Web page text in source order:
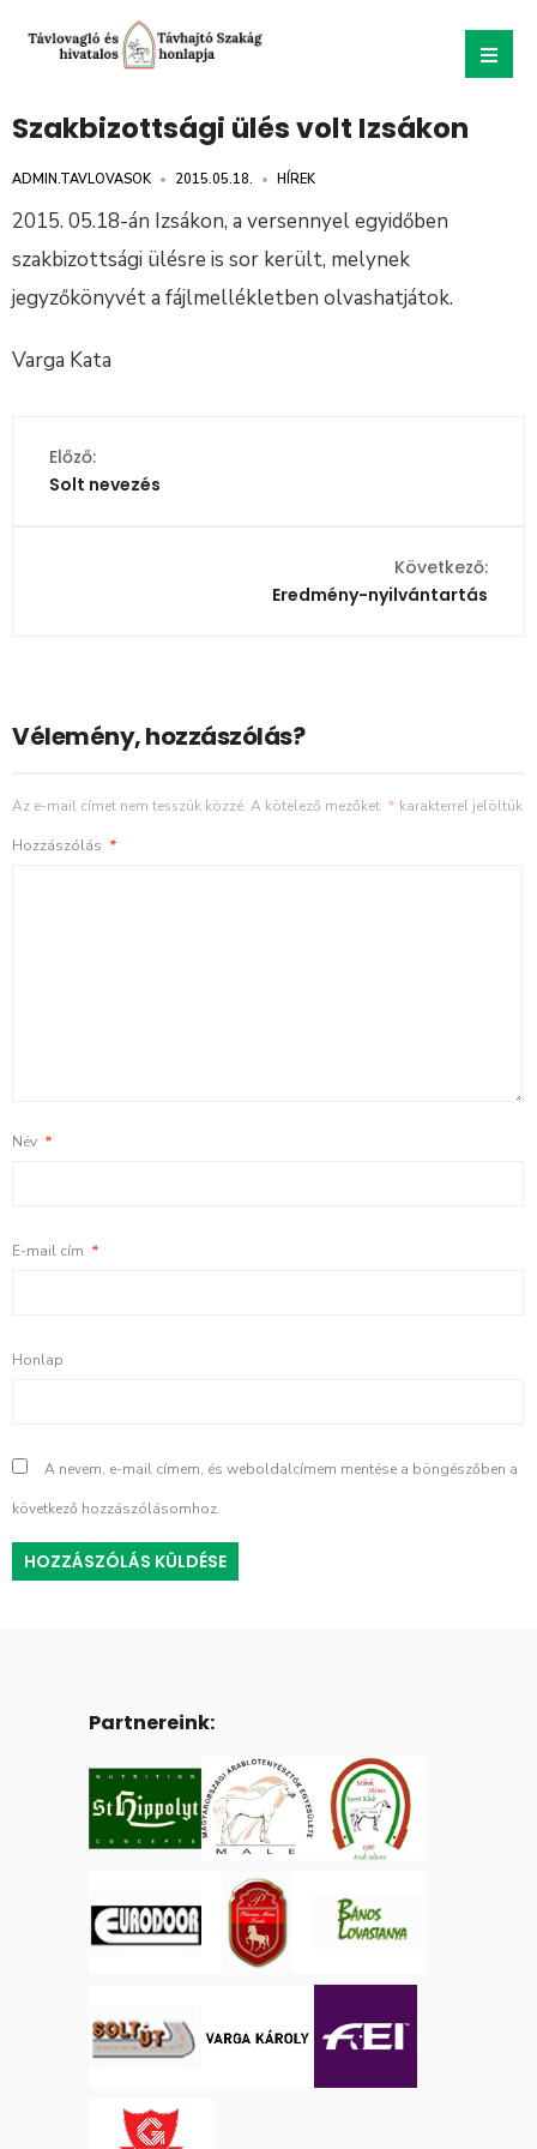
Szakbizottsági ülés volt Izsákon
ADMIN.TAVLOVASOK • 2015.05.18. • HÍREK
2015. 05.18-án Izsákon, a versennyel egyidőben
szakbizottsági ülésre is sor került, melynek
jegyzőkönyvét a fájlmellékletben olvashatjátok.
Varga Kata
Előző:
Solt nevezés
Következő:
Eredmény-nyilvántartás
Vélemény, hozzászólás?
Az e-mail címet nem tesszük közzé. A kötelező mezőket * karakterrel jelöltük
Hozzászólás *
Név *
E-mail cím *
Honlap
A nevem, e-mail címem, és weboldalcímem mentése a böngészőben a
következő hozzászólásomhoz.
Partnereink: